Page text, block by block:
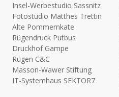
Insel-Werbestudio Sassnitz
Fotostudio Matthes Trettin
Alte Pommernkate
Rügendruck Putbus
Druckhof Gampe
Rügen C&C
Masson-Wawer Stiftung
IT-Systemhaus SEKTOR7